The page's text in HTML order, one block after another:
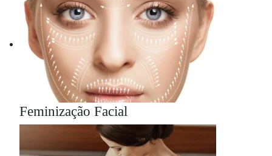
Feminização Facial